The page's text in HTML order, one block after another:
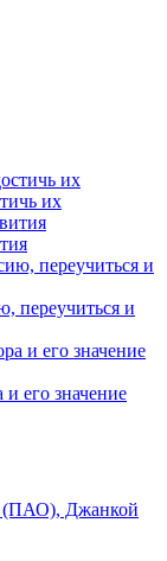
их
переучиться и
его значение
(ПАО), Джанкой